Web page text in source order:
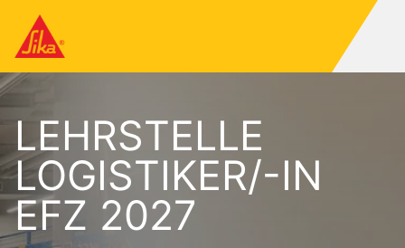
LEHRSTELLE
LOGISTIKER/-IN
EFZ 2027